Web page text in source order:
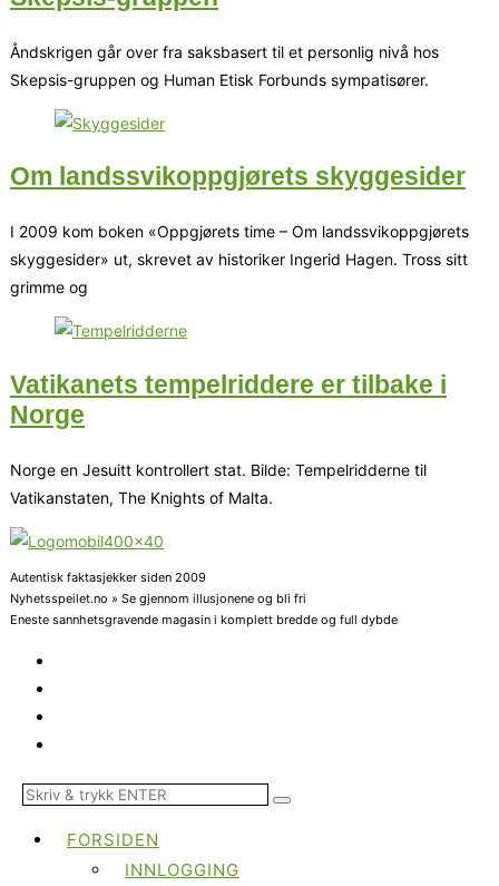
Åndskrigen går over fra saksbasert til et personlig nivå hos
Skepsis-gruppen og Human Etisk Forbunds sympatisører.
Om landssvikoppgjørets skyggesider
I 2009 kom boken «Oppgjørets time – Om landssvikoppgjørets
skyggesider» ut, skrevet av historiker Ingerid Hagen. Tross sitt
grimme og
Vatikanets tempelriddere er tilbake i
Norge
Norge en Jesuitt kontrollert stat. Bilde: Tempelridderne til
Vatikanstaten, The Knights of Malta.
Autentisk faktasjekker siden 2009
Nyhetsspeilet.no » Se gjennom illusjonene og bli fri
Eneste sannhetsgravende magasin i komplett bredde og full dybde
FORSIDEN
INNLOGGING